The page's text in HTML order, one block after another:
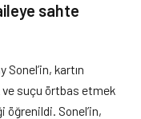
sahte
kartın
suçu örtbas etmek
öğrenildi. Sonel’in,